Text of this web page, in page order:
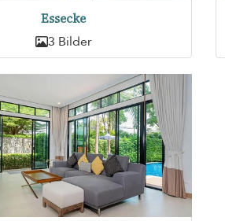
Essecke
3 Bilder